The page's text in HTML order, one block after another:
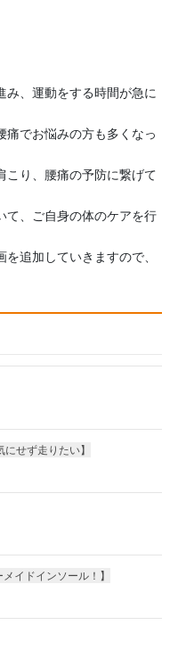
み、運動をする時間が急に
痛でお悩みの方も多くなっ
こり、腰痛の予防に繋げて
て、ご自身の体のケアを行
追加していきますので、
せず走りたい】
イドインソール！】